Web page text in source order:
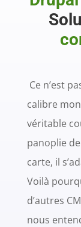
Ce n’est
calibre
véritable
panoplie
carte, il
Voilà
d’autres
nous